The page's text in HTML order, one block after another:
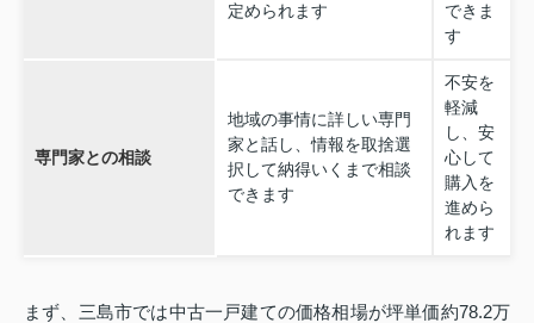
定められます
できま
す
専門家との相談
地域の事情に詳しい専門
家と話し、情報を取捨選
択して納得いくまで相談
できます
不安を
軽減
し、安
心して
購入を
進めら
れます
まず、三島市では中古一戸建ての価格相場が坪単価約78.2万